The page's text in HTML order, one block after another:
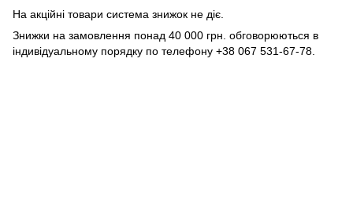
На акційні товари система знижок не діє.
Знижки на замовлення понад 40 000 грн. обговорюються в
індивідуальному порядку по телефону +38 067 531-67-78.